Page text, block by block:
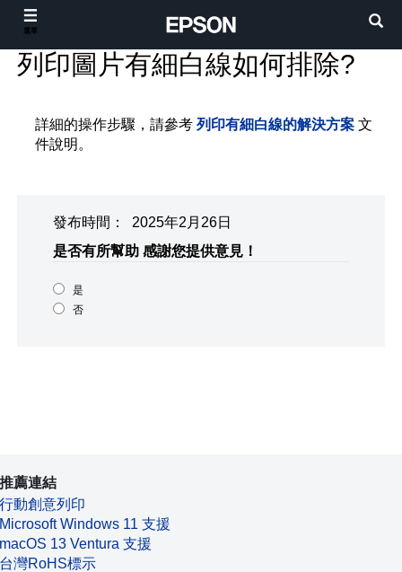
列印圖片有細白線如何排除?
詳細的操作步驟，請參考 列印有細白線的解決方案 文
件說明。
發布時間： 2025年2月26日
是否有所幫助 感謝您提供意見！
是
否
推薦連結
行動創意列印
Microsoft Windows 11 支援
macOS 13 Ventura 支援
台灣RoHS標示